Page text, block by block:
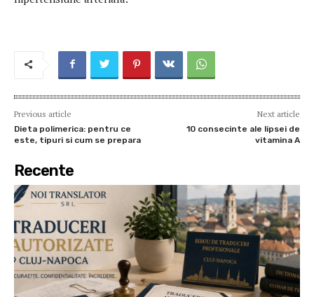
Previous article
Dieta polimerica: pentru ce
este, tipuri si cum se prepara
Next article
10 consecinte ale lipsei de
vitamina A
Recente